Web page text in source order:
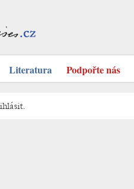
Literatura Podpořte nás